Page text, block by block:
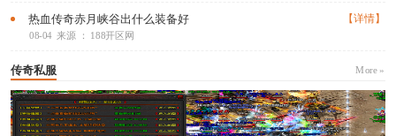
热血传奇赤月峡谷出什么装备好
08-04 来源 ： 188开区网
【详情】
传奇私服 More »